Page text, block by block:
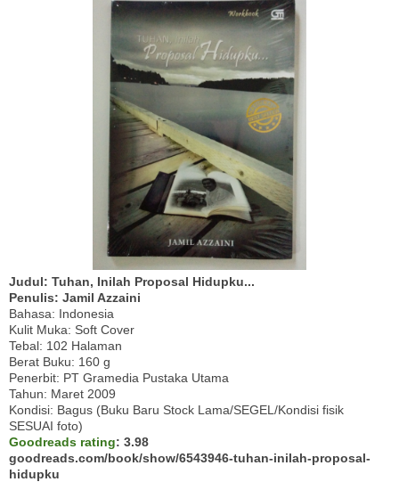
Judul: Tuhan, Inilah Proposal Hidupku...
Penulis: Jamil Azzaini
Bahasa: Indonesia
Kulit Muka: Soft Cover
Tebal: 102 Halaman
Berat Buku: 160 g
Penerbit: PT Gramedia Pustaka Utama
Tahun: Maret 2009
Kondisi: Bagus (Buku Baru Stock Lama/SEGEL/Kondisi fisik
SESUAI foto)
Goodreads rating: 3.98
goodreads.com/book/show/6543946-tuhan-inilah-proposal-
hidupku